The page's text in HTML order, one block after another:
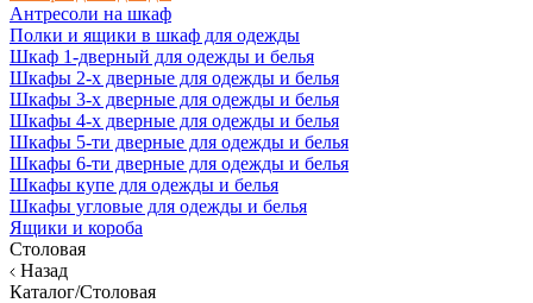
Антресоли на шкаф
Полки и ящики в шкаф для одежды
Шкаф 1-дверный для одежды и белья
Шкафы 2-х дверные для одежды и белья
Шкафы 3-х дверные для одежды и белья
Шкафы 4-х дверные для одежды и белья
Шкафы 5-ти дверные для одежды и белья
Шкафы 6-ти дверные для одежды и белья
Шкафы купе для одежды и белья
Шкафы угловые для одежды и белья
Ящики и короба
Столовая
Назад
Каталог/Столовая